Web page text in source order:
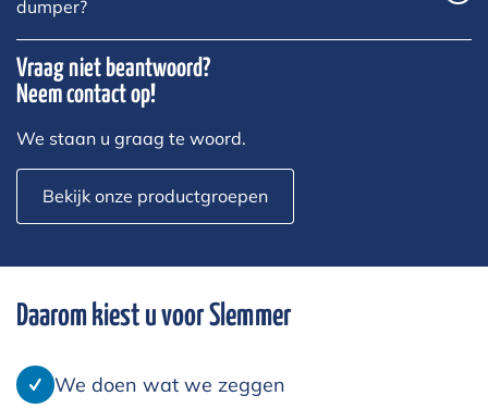
dumper?
Vraag niet beantwoord?
Neem contact op!
We staan u graag te woord.
Bekijk onze productgroepen
Daarom kiest u voor Slemmer
We doen wat we zeggen